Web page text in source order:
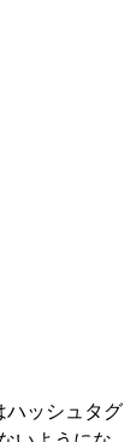
ハッシュタグ